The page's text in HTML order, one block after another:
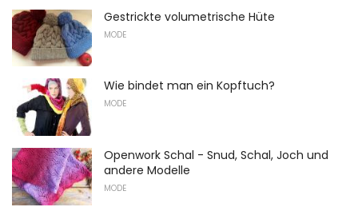
Gestrickte volumetrische Hüte
MODE
Wie bindet man ein Kopftuch?
MODE
Openwork Schal - Snud, Schal, Joch und
andere Modelle
MODE